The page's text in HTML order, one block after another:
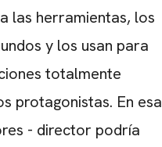
las herramientas, los
y los usan para
totalmente
protagonistas. En esa
- director podría